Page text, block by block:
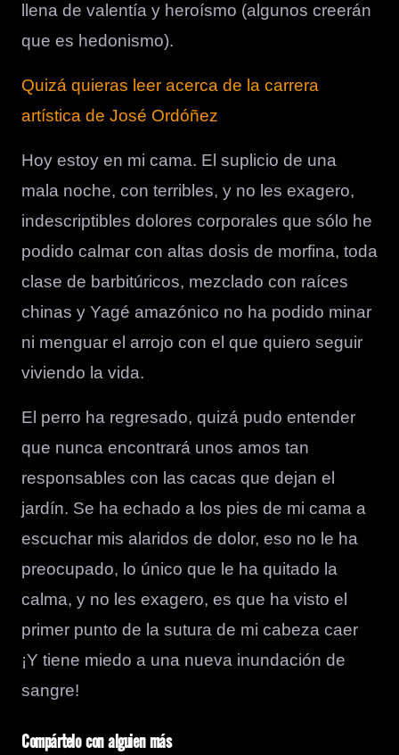
llena de valentía y heroísmo (algunos creerán
que es hedonismo).
Quizá quieras leer acerca de la carrera
artística de José Ordóñez
Hoy estoy en mi cama. El suplicio de una
mala noche, con terribles, y no les exagero,
indescriptibles dolores corporales que sólo he
podido calmar con altas dosis de morfina, toda
clase de barbitúricos, mezclado con raíces
chinas y Yagé amazónico no ha podido minar
ni menguar el arrojo con el que quiero seguir
viviendo la vida.
El perro ha regresado, quizá pudo entender
que nunca encontrará unos amos tan
responsables con las cacas que dejan el
jardín. Se ha echado a los pies de mi cama a
escuchar mis alaridos de dolor, eso no le ha
preocupado, lo único que le ha quitado la
calma, y no les exagero, es que ha visto el
primer punto de la sutura de mi cabeza caer
¡Y tiene miedo a una nueva inundación de
sangre!
Compártelo con alguien más